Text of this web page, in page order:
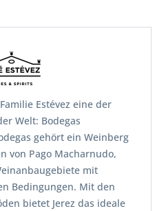
Estévez eine der
Welt: Bodegas
gehört ein Weinberg
von Pago Macharnudo,
mit
Bedingungen. Mit den
bietet Jerez das ideale